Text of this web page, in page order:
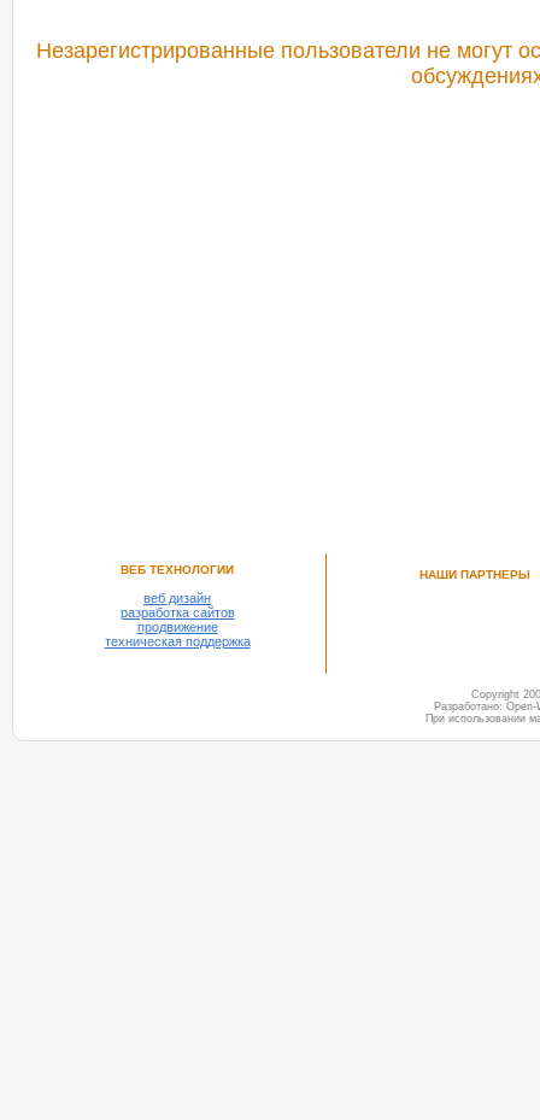
Незарегистрированные пользователи не могут
ВЕБ ТЕХНОЛОГИИ
веб дизайн
разработка сайтов
продвижение
техническая поддержка
НАШИ ПАРТНЕРЫ
Copyright
Разработано:
При использовании